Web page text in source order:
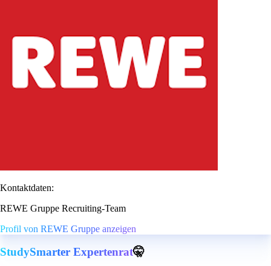
Kontaktdaten:
REWE Gruppe Recruiting-Team
Profil von REWE Gruppe anzeigen
StudySmarter Expertenrat🤫